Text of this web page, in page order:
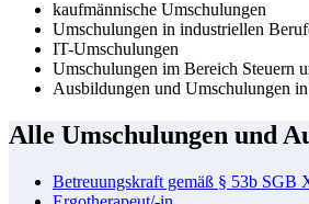
kaufmännische Umschulungen
Umschulungen in industriellen
IT-Umschulungen
Umschulungen im Bereich Steuern
Ausbildungen und Umschulungen
Alle Umschulungen und
Betreuungskraft gemäß § 53b SGB